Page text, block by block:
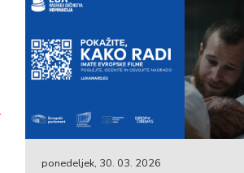
ponedeljek, 30. 03. 2026